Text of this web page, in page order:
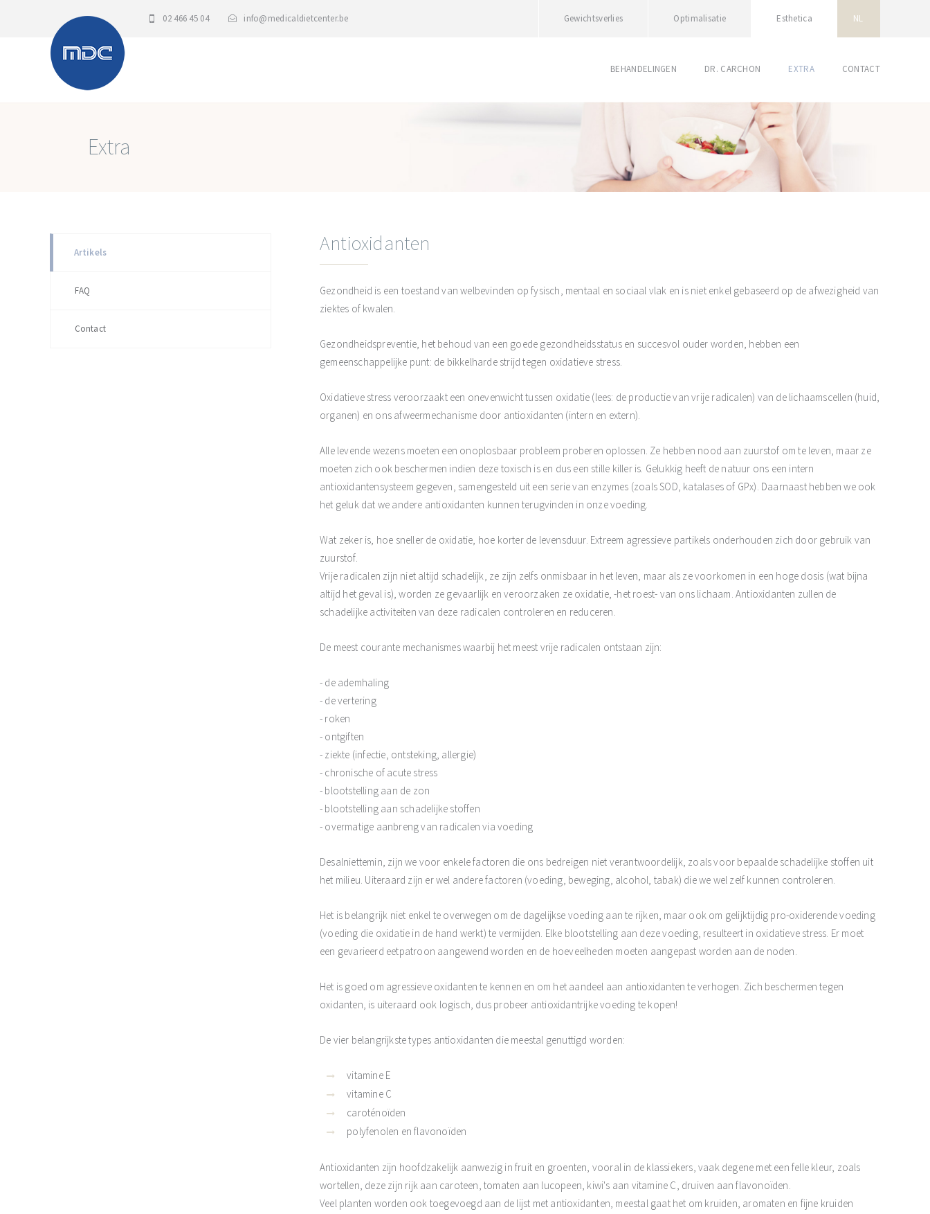
02 466 45 04 info@medicaldietcenter.be Gewichtsverlies Optimalisatie Esthetica NL
BEHANDELINGEN DR. CARCHON EXTRA CONTACT
Extra
Artikels
FAQ
Contact
Antioxidanten
Gezondheid is een toestand van welbevinden op fysisch, mentaal en sociaal vlak en is niet enkel gebaseerd op de afwezigheid van
ziektes of kwalen.
Gezondheidspreventie, het behoud van een goede gezondheidsstatus en succesvol ouder worden, hebben een
gemeenschappelijke punt: de bikkelharde strijd tegen oxidatieve stress.
Oxidatieve stress veroorzaakt een onevenwicht tussen oxidatie (lees: de productie van vrije radicalen) van de lichaamscellen (huid,
organen) en ons afweermechanisme door antioxidanten (intern en extern).
Alle levende wezens moeten een onoplosbaar probleem proberen oplossen. Ze hebben nood aan zuurstof om te leven, maar ze
moeten zich ook beschermen indien deze toxisch is en dus een stille killer is. Gelukkig heeft de natuur ons een intern
antioxidantensysteem gegeven, samengesteld uit een serie van enzymes (zoals SOD, katalases of GPx). Daarnaast hebben we ook
het geluk dat we andere antioxidanten kunnen terugvinden in onze voeding.
Wat zeker is, hoe sneller de oxidatie, hoe korter de levensduur. Extreem agressieve partikels onderhouden zich door gebruik van
zuurstof.
Vrije radicalen zijn niet altijd schadelijk, ze zijn zelfs onmisbaar in het leven, maar als ze voorkomen in een hoge dosis (wat bijna
altijd het geval is), worden ze gevaarlijk en veroorzaken ze oxidatie, -het roest- van ons lichaam. Antioxidanten zullen de
schadelijke activiteiten van deze radicalen controleren en reduceren.
De meest courante mechanismes waarbij het meest vrije radicalen ontstaan zijn:
- de ademhaling
- de vertering
- roken
- ontgiften
- ziekte (infectie, ontsteking, allergie)
- chronische of acute stress
- blootstelling aan de zon
- blootstelling aan schadelijke stoffen
- overmatige aanbreng van radicalen via voeding
Desalniettemin, zijn we voor enkele factoren die ons bedreigen niet verantwoordelijk, zoals voor bepaalde schadelijke stoffen uit
het milieu. Uiteraard zijn er wel andere factoren (voeding, beweging, alcohol, tabak) die we wel zelf kunnen controleren.
Het is belangrijk niet enkel te overwegen om de dagelijkse voeding aan te rijken, maar ook om gelijktijdig pro-oxiderende voeding
(voeding die oxidatie in de hand werkt) te vermijden. Elke blootstelling aan deze voeding, resulteert in oxidatieve stress. Er moet
een gevarieerd eetpatroon aangewend worden en de hoeveelheden moeten aangepast worden aan de noden.
Het is goed om agressieve oxidanten te kennen en om het aandeel aan antioxidanten te verhogen. Zich beschermen tegen
oxidanten, is uiteraard ook logisch, dus probeer antioxidantrijke voeding te kopen!
De vier belangrijkste types antioxidanten die meestal genuttigd worden:
vitamine E
vitamine C
caroténoïden
polyfenolen en flavonoïden
Antioxidanten zijn hoofdzakelijk aanwezig in fruit en groenten, vooral in de klassiekers, vaak degene met een felle kleur, zoals
wortellen, deze zijn rijk aan caroteen, tomaten aan lucopeen, kiwi's aan vitamine C, druiven aan flavonoïden.
Veel planten worden ook toegevoegd aan de lijst met antioxidanten, meestal gaat het om kruiden, aromaten en fijne kruiden